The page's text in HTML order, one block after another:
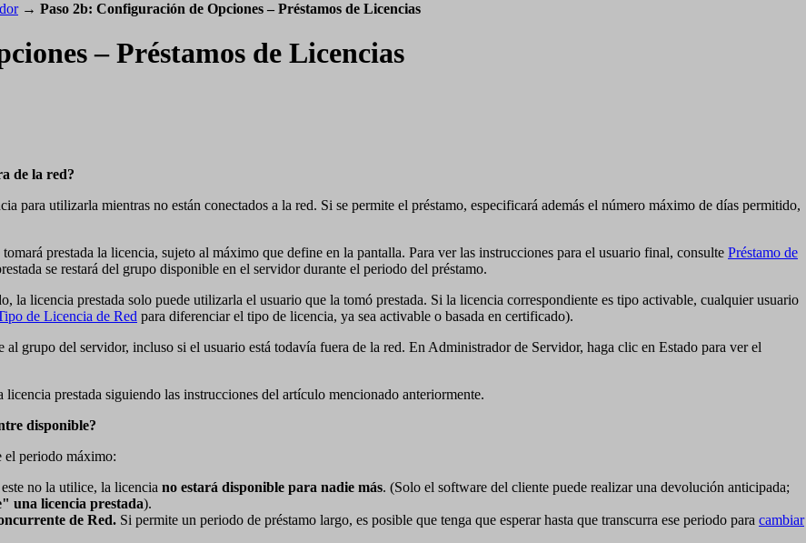
→ Paso 2b: Configuración de Opciones – Préstamos de Licencias
– Préstamos de Licencias
de la red?
para utilizarla mientras no están conectados a la red. Si se permite el préstamo, especificará además el número máximo de días permitido,
prestada la licencia, sujeto al máximo que define en la pantalla. Para ver las instrucciones para el usuario final, consulte Préstamo de
se restará del grupo disponible en el servidor durante el periodo del préstamo.
la licencia prestada solo puede utilizarla el usuario que la tomó prestada. Si la licencia correspondiente es tipo activable, cualquier usuario
de Licencia de Red para diferenciar el tipo de licencia, ya sea activable o basada en certificado).
grupo del servidor, incluso si el usuario está todavía fuera de la red. En Administrador de Servidor, haga clic en Estado para ver el
prestada siguiendo las instrucciones del artículo mencionado anteriormente.
disponible?
el periodo máximo:
no la utilice, la licencia no estará disponible para nadie más. (Solo el software del cliente puede realizar una devolución anticipada;
una licencia prestada).
de Red. Si permite un periodo de préstamo largo, es posible que tenga que esperar hasta que transcurra ese periodo para cambiar